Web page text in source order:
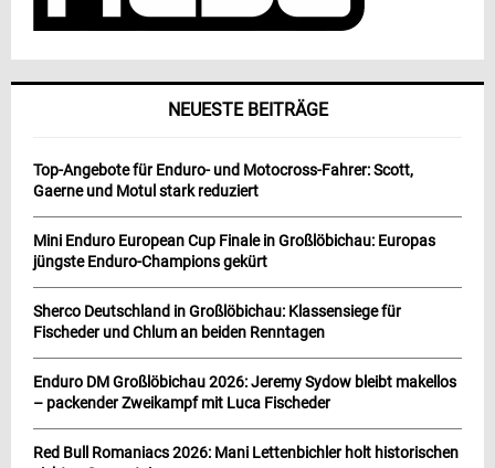
NEUESTE BEITRÄGE
Top-Angebote für Enduro- und Motocross-Fahrer: Scott,
Gaerne und Motul stark reduziert
Mini Enduro European Cup Finale in Großlöbichau: Europas
jüngste Enduro-Champions gekürt
Sherco Deutschland in Großlöbichau: Klassensiege für
Fischeder und Chlum an beiden Renntagen
Enduro DM Großlöbichau 2026: Jeremy Sydow bleibt makellos
– packender Zweikampf mit Luca Fischeder
Red Bull Romaniacs 2026: Mani Lettenbichler holt historischen